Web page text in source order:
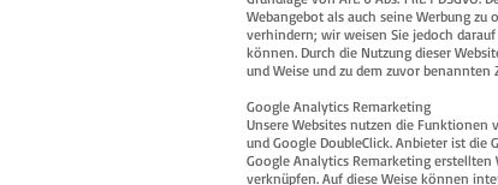
Webangebot als auch seine Werbung
verhindern; wir weisen Sie jedoch
können. Durch die Nutzung dieser
und Weise und zu dem zuvor benannten
Google Analytics Remarketing
Unsere Websites nutzen die
und Google DoubleClick. Anbieter ist die
Google Analytics Remarketing
verknüpfen. Auf diese Weise können